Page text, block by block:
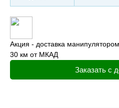
Акция - доставка
30 км от МКАД
Заказать с